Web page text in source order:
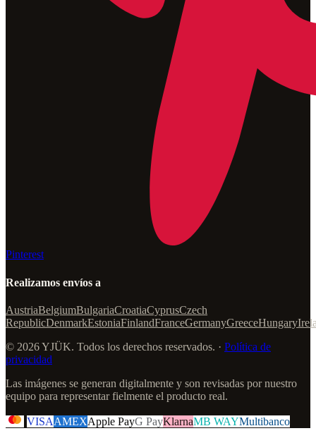
Pinterest
Realizamos envíos a
AustriaBelgiumBulgariaCroatiaCyprusCzech
RepublicDenmarkEstoniaFinlandFranceGermanyGreeceHungary
© 2026 YJÜK. Todos los derechos reservados. · Política de
privacidad
Las imágenes se generan digitalmente y son revisadas por nuestro
equipo para representar fielmente el producto real.
VISAAMEXApple PayG PayKlarnaMB WAYMultibanco